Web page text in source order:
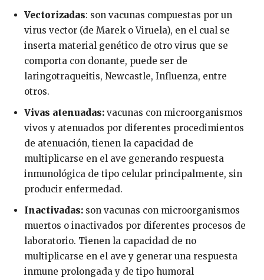
Vectorizadas: son vacunas compuestas por un
virus vector (de Marek o Viruela), en el cual se
inserta material genético de otro virus que se
comporta con donante, puede ser de
laringotraqueitis, Newcastle, Influenza, entre
otros.
Vivas atenuadas: vacunas con microorganismos
vivos y atenuados por diferentes procedimientos
de atenuación, tienen la capacidad de
multiplicarse en el ave generando respuesta
inmunológica de tipo celular principalmente, sin
producir enfermedad.
Inactivadas: son vacunas con microorganismos
muertos o inactivados por diferentes procesos de
laboratorio. Tienen la capacidad de no
multiplicarse en el ave y generar una respuesta
inmune prolongada y de tipo humoral